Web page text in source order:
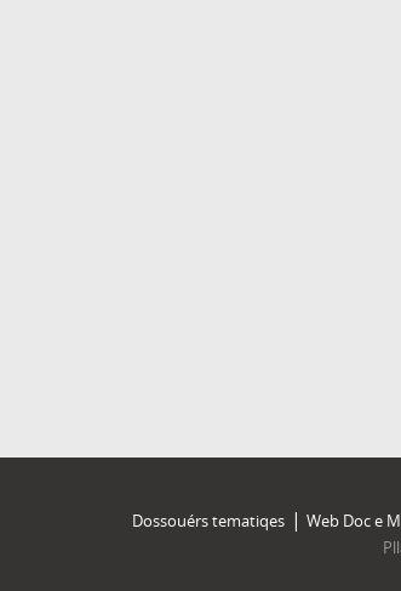
Dossouérs tematiqes Web Doc e